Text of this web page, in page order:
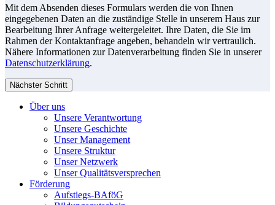
Mit dem Absenden dieses Formulars werden die von Ihnen
eingegebenen Daten an die zuständige Stelle in unserem Haus zur
Bearbeitung Ihrer Anfrage weitergeleitet. Ihre Daten, die Sie im
Rahmen der Kontaktanfrage angeben, behandeln wir vertraulich.
Nähere Informationen zur Datenverarbeitung finden Sie in unserer
Datenschutzerklärung.
Nächster Schritt
Über uns
Unsere Verantwortung
Unsere Geschichte
Unser Management
Unsere Struktur
Unser Netzwerk
Unser Qualitätsversprechen
Förderung
Aufstiegs-BAföG